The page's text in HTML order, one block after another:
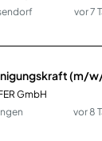
vor 7
(m/
GmbH
vor 8